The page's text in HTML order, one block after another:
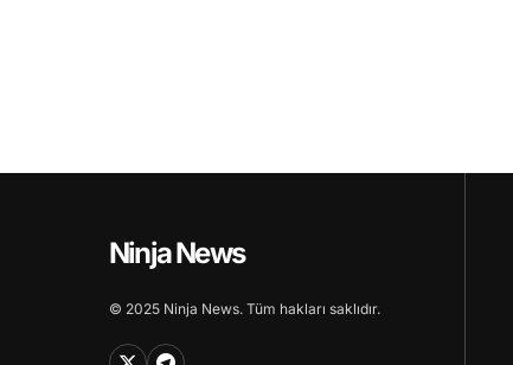
Ninja News
© 2025 Ninja News. Tüm hakları saklıdır.